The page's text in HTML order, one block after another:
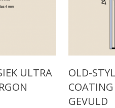
ULTRA
OLD-
GEVULD